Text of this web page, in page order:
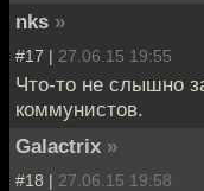
nks »
#17 | 27.06.15 19:55
Что-то не слышно
коммунистов.
Galactrix »
#18 | 27.06.15 19:58